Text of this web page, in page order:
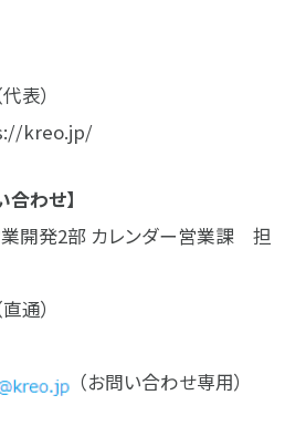
表）
kreo.jp/
合わせ】
開発2部 カレンダー営業課 担
通）
（お問い合わせ専用）